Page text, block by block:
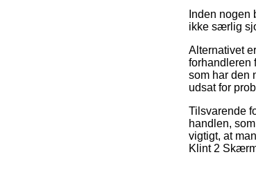
Inden
ikke særlig
Alternativet
forhandleren
som har den
udsat for
Tilsvarende
handlen,
vigtigt, at
Klint 2